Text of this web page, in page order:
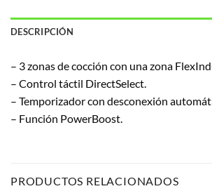
DESCRIPCIÓN
– 3 zonas de cocción con una zona
– Control táctil DirectSelect.
– Temporizador con desconexión
– Función PowerBoost.
PRODUCTOS RELACIONADOS